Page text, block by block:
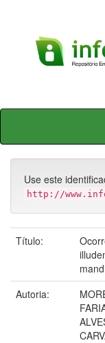
Skip
Use este
http://
Título:
Autoria: